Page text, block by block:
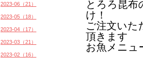
とろろ昆布
け！
ご注文いた
頂きます
お魚メニュ
2023-06（21）
2023-05（18）
2023-04（17）
2023-03（21）
2023-02（16）